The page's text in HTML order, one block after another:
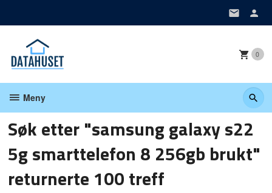
0
Meny
Søk etter "samsung galaxy s22
5g smarttelefon 8 256gb brukt"
returnerte 100 treff